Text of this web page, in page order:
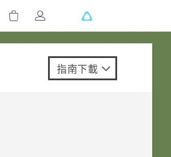
指南下載